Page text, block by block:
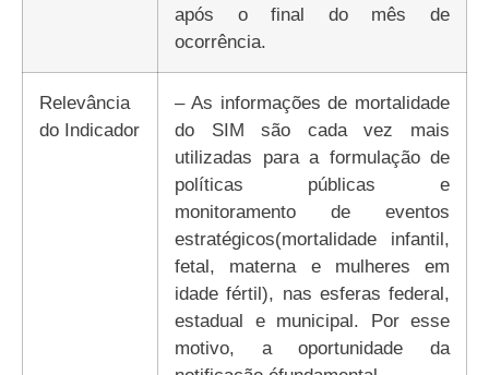
após o final do mês de
ocorrência.
Relevância
do Indicador
– As informações de mortalidade
do SIM são cada vez mais
utilizadas para a formulação de
políticas públicas e
monitoramento de eventos
estratégicos(mortalidade infantil,
fetal, materna e mulheres em
idade fértil), nas esferas federal,
estadual e municipal. Por esse
motivo, a oportunidade da